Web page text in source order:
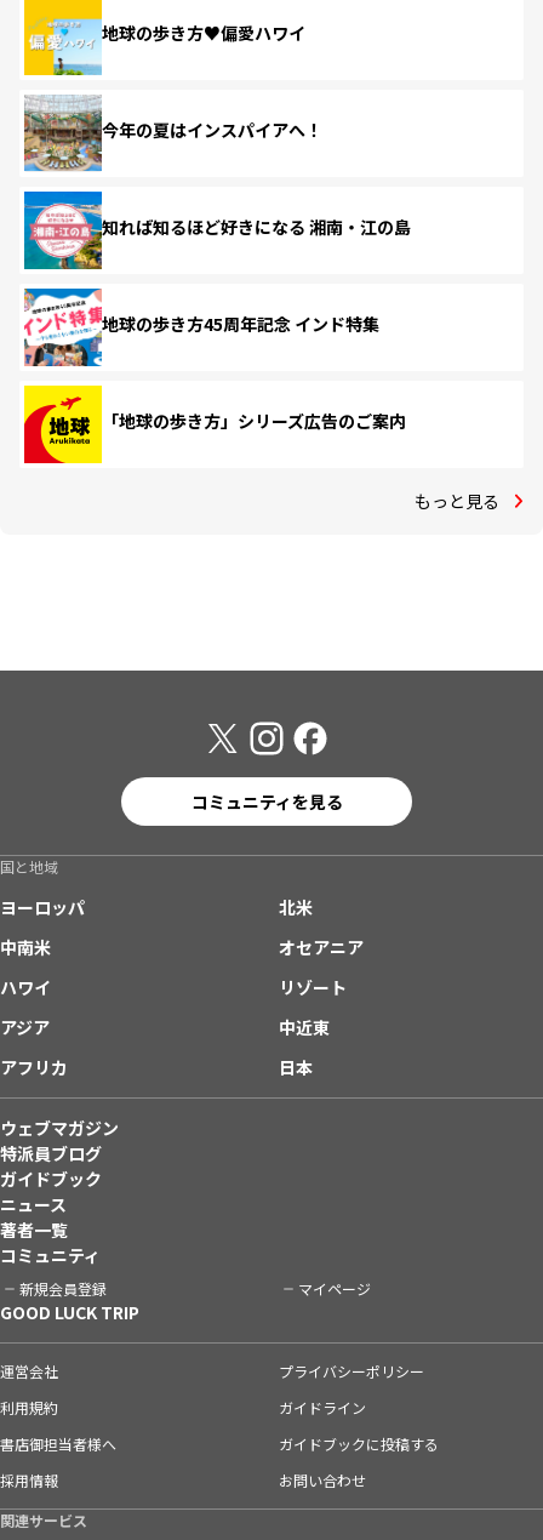
地球の歩き方♥偏愛ハワイ
今年の夏はインスパイアへ！
知れば知るほど好きになる 湘南・江の島
地球の歩き方45周年記念 インド特集
「地球の歩き方」シリーズ広告のご案内
もっと見る
コミュニティを見る
国と地域
ヨーロッパ
北米
中南米
オセアニア
ハワイ
リゾート
アジア
中近東
アフリカ
日本
ウェブマガジン
特派員ブログ
ガイドブック
ニュース
著者一覧
コミュニティ
新規会員登録 マイページ
GOOD LUCK TRIP
運営会社
プライバシーポリシー
利用規約
ガイドライン
書店御担当者様へ
ガイドブックに投稿する
採用情報
お問い合わせ
関連サービス